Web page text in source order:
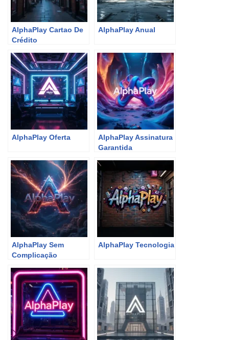
AlphaPlay Cartao De
Crédito
AlphaPlay Anual
AlphaPlay Oferta
AlphaPlay Assinatura
Garantida
AlphaPlay Sem
Complicação
AlphaPlay Tecnologia